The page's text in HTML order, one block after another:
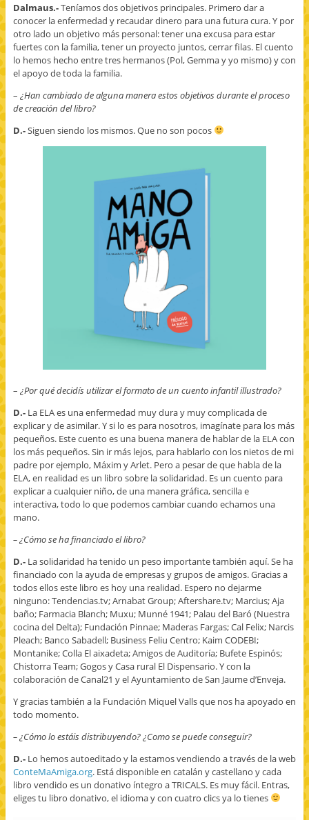
Dalmaus.-Teníamos dos objetivos principales. Primero dar a
conocer la enfermedad y recaudar dinero para una futura cura. Y por
otro lado un objetivo más personal: tener una excusa para estar
fuertes con la familia, tener un proyecto juntos, cerrar filas. El cuento
lo hemos hecho entre tres hermanos (Pol, Gemma y yo mismo) y con
el apoyo de toda la familia.
– ¿Han cambiado de alguna manera estos objetivos durante el proceso
de creación del libro?
D.-Siguen siendo los mismos. Que no son pocos
– ¿Por qué decidís utilizar el formato de un cuento infantil illustrado?
D.-La ELA es una enfermedad muy dura y muy complicada de
explicar y de asimilar. Y si lo es para nosotros, imagínate para los más
pequeños. Este cuento es una buena manera de hablar de la ELA con
los más pequeños. Sin ir más lejos, para hablarlo con los nietos de mi
padre por ejemplo, Máxim y Arlet. Pero a pesar de que habla de la
ELA, en realidad es un libro sobre la solidaridad. Es un cuento para
explicar a cualquier niño, de una manera gráfica, sencilla e
interactiva, todo lo que podemos cambiar cuando echamos una
mano.
– ¿Cómo se ha financiado el libro?
D.-La solidaridad ha tenido un peso importante también aquí. Se ha
financiado con la ayuda de empresas y grupos de amigos. Gracias a
todos ellos este libro es hoy una realidad. Espero no dejarme
ninguno: Tendencias.tv; Arnabat Group; Aftershare.tv; Marcius; Aja
baño; Farmacia Blanch; Muxu; Munné 1941; Palau del Baró (Nuestra
cocina del Delta); Fundación Pinnae; Maderas Fargas; Cal Felix; Narcis
Pleach; Banco Sabadell; Business Feliu Centro; Kaim CODEBI;
Montanike; Colla El aixadeta; Amigos de Auditoría; Bufete Espinós;
Chistorra Team; Gogos y Casa rural El Dispensario. Y con la
colaboración de Canal21 y el Ayuntamiento de San Jaume d’Enveja.
Y gracias también a la Fundación Miquel Valls que nos ha apoyado en
todo momento.
– ¿Cómo lo estáis distribuyendo? ¿Como se puede conseguir?
D.-Lo hemos autoeditado y la estamos vendiendo a través de la web
ConteMaAmiga.org. Está disponible en catalán y castellano y cada
libro vendido es un donativo íntegro a TRICALS. Es muy fácil. Entras,
eliges tu libro donativo, el idioma y con cuatro clics ya lo tienes